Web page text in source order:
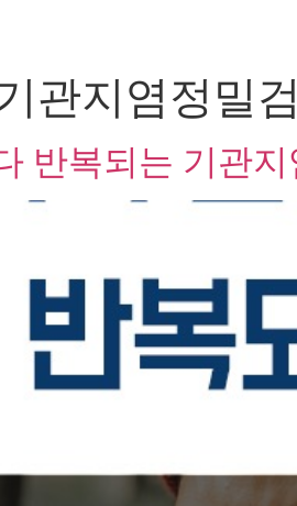
관지염정밀
반복되는 기관